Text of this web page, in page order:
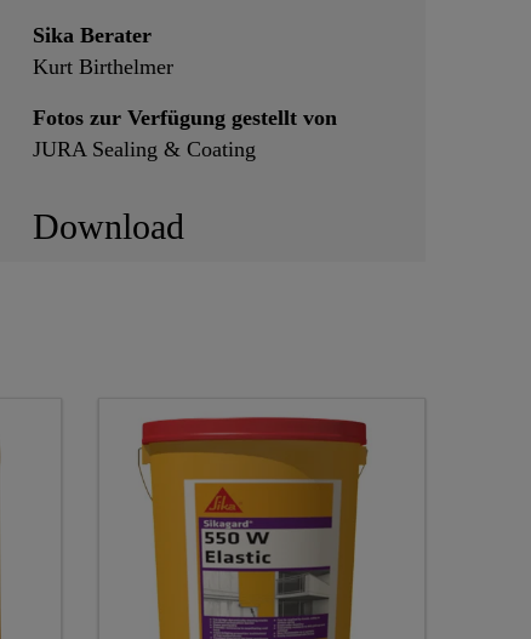
Sika Berater
Kurt Birthelmer
Fotos zur Verfügung gestellt von
JURA Sealing & Coating
Download